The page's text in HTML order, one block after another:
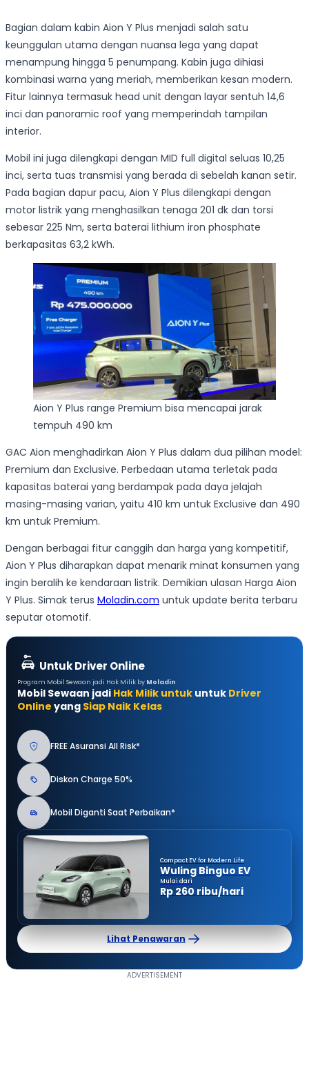
Bagian dalam kabin Aion Y Plus menjadi salah satu
keunggulan utama dengan nuansa lega yang dapat
menampung hingga 5 penumpang. Kabin juga dihiasi
kombinasi warna yang meriah, memberikan kesan modern.
Fitur lainnya termasuk head unit dengan layar sentuh 14,6
inci dan panoramic roof yang memperindah tampilan
interior.
Mobil ini juga dilengkapi dengan MID full digital seluas 10,25
inci, serta tuas transmisi yang berada di sebelah kanan setir.
Pada bagian dapur pacu, Aion Y Plus dilengkapi dengan
motor listrik yang menghasilkan tenaga 201 dk dan torsi
sebesar 225 Nm, serta baterai lithium iron phosphate
berkapasitas 63,2 kWh.
Aion Y Plus range Premium bisa mencapai jarak
tempuh 490 km
GAC Aion menghadirkan Aion Y Plus dalam dua pilihan model:
Premium dan Exclusive. Perbedaan utama terletak pada
kapasitas baterai yang berdampak pada daya jelajah
masing-masing varian, yaitu 410 km untuk Exclusive dan 490
km untuk Premium.
Dengan berbagai fitur canggih dan harga yang kompetitif,
Aion Y Plus diharapkan dapat menarik minat konsumen yang
ingin beralih ke kendaraan listrik. Demikian ulasan Harga Aion
Y Plus. Simak terus Moladin.com untuk update berita terbaru
seputar otomotif.
Untuk Driver Online
Program Mobil Sewaan jadi Hak Milik by Moladin
Mobil Sewaan jadi Hak Milik untuk untuk Driver
Online yang Siap Naik Kelas
FREE Asuransi All Risk*
Diskon Charge 50%
Mobil Diganti Saat Perbaikan*
Compact EV for Modern Life
Wuling Binguo EV
Mulai dari
Rp 260 ribu/hari
Lihat Penawaran